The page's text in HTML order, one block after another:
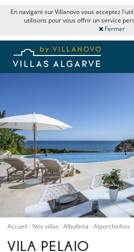
En navigant sur Villanovo vous acceptez
utilisons pour vous offrir un service
Fermer
Accueil Nos villas Albufeira Alporchinhos
VILA PELAIO